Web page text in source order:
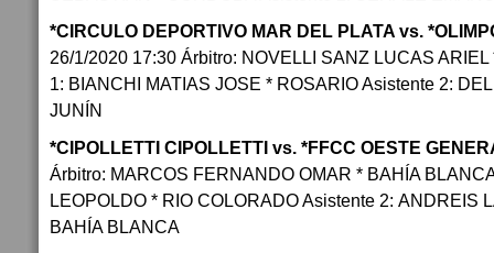
*CIRCULO DEPORTIVO MAR DEL PLATA vs.
26/1/2020 17:30 Árbitro: NOVELLI SANZ LUCAS ARIEL
1: BIANCHI MATIAS JOSE * ROSARIO Asistente 2:
JUNÍN
*CIPOLLETTI CIPOLLETTI vs. *FFCC OESTE
Árbitro: MARCOS FERNANDO OMAR * BAHÍA
LEOPOLDO * RIO COLORADO Asistente 2: ANDREIS
BAHÍA BLANCA